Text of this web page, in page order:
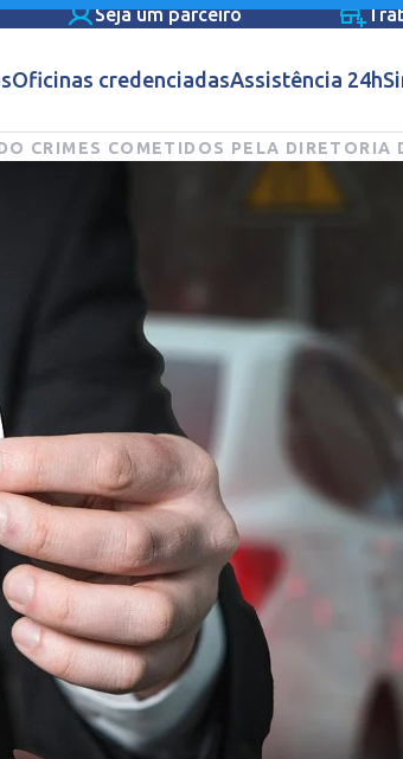
Seja um parceiro
Oficinas credenciadasAssistência 24h
CRIMES COMETIDOS PELA DIRETORIA